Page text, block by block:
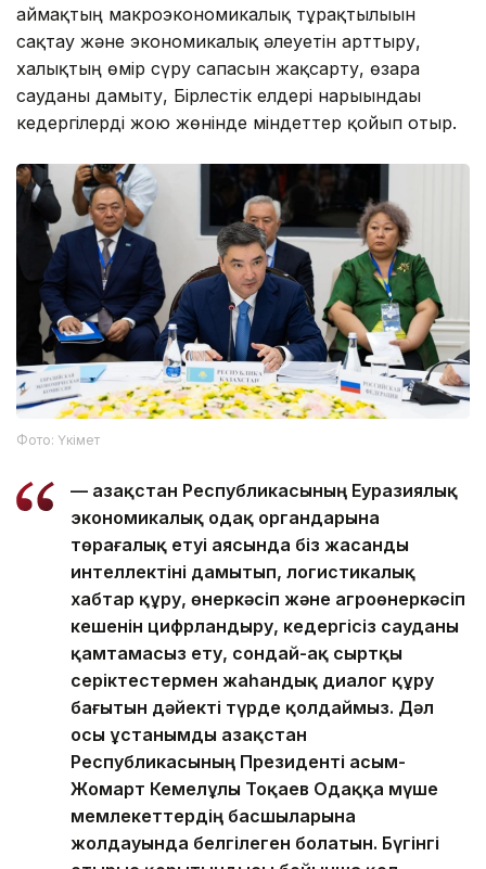
аймақтың макроэкономикалық тұрақтылығын
сақтау және экономикалық әлеуетін арттыру,
халықтың өмір сүру сапасын жақсарту, өзара
сауданы дамыту, Бірлестік елдері нарығындағы
кедергілерді жою жөнінде міндеттер қойып отыр.
Фото: Үкімет
— Қазақстан Республикасының Еуразиялық
экономикалық одақ органдарына
төрағалық етуі аясында біз жасанды
интеллектіні дамытып, логистикалық
хабтар құру, өнеркәсіп және агроөнеркәсіп
кешенін цифрландыру, кедергісіз сауданы
қамтамасыз ету, сондай-ақ сыртқы
серіктестермен жаһандық диалог құру
бағытын дәйекті түрде қолдаймыз. Дәл
осы ұстанымды Қазақстан
Республикасының Президенті Қасым-
Жомарт Кемелұлы Тоқаев Одаққа мүше
мемлекеттердің басшыларына
жолдауында белгілеген болатын. Бүгінгі